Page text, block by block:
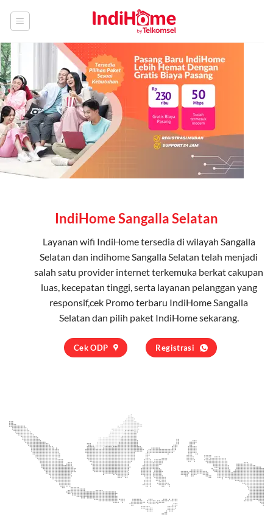
IndiHome Sangalla Selatan
Layanan wifi IndiHometersedia di wilayah Sangalla
Selatan dan indihome Sangalla Selatan telah menjadi
salah satu provider internet terkemuka berkat cakupan
luas, kecepatan tinggi, serta layanan pelanggan yang
responsif,cek Promo terbaru IndiHome Sangalla
Selatan dan pilih paket IndiHomesekarang.
Cek ODP Registrasi